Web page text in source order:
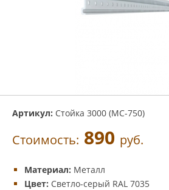
Артикул: Стойка 3000 (МС-750)
Стоимость: 890 руб.
Материал: Металл
Цвет: Светло-серый RAL 7035